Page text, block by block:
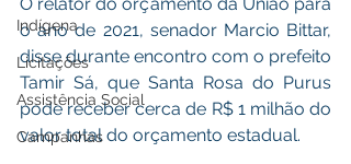
Indígena
Licitações
Assistência Social
Campanhas
o ano de 2021, senador Marcio Bittar,
disse durante encontro com o prefeito
Tamir Sá, que Santa Rosa do Purus
pode receber cerca de R$ 1 milhão do
valor total do orçamento estadual.